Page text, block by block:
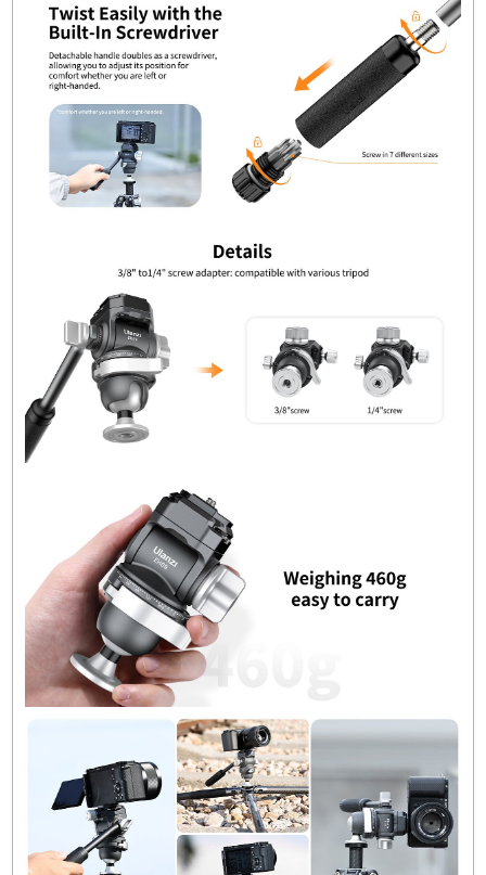
Kutu Boyutları (Uzunluk x Genişlik x
Yükseklik): 9.4 x 5.6 x 3.4 inç